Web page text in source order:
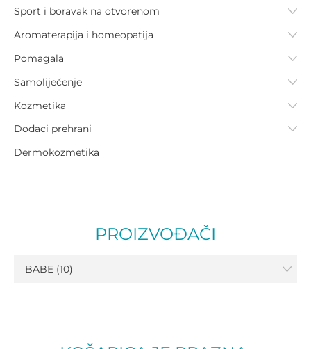
Sport i boravak na otvorenom
Aromaterapija i homeopatija
Pomagala
Samoliječenje
Kozmetika
Dodaci prehrani
Dermokozmetika
PROIZVOĐAČI
BABE (10)